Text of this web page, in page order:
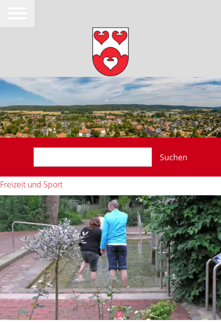
Suchen
Freizeit und Sport